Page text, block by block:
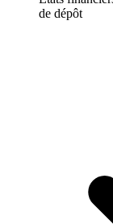
de dépôt